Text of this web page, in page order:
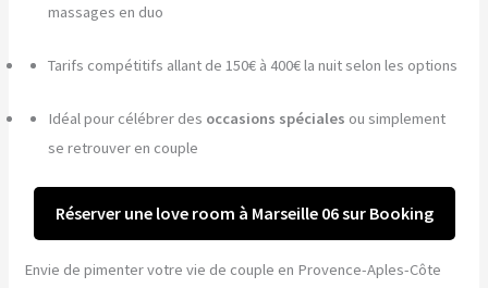
massages en duo
Tarifs compétitifs allant de 150€ à 400€ la nuit selon les options
Idéal pour célébrer des occasions spéciales ou simplement
se retrouver en couple
Réserver une love room à Marseille 06 sur Booking
Envie de pimenter votre vie de couple en Provence-Aples-Côte